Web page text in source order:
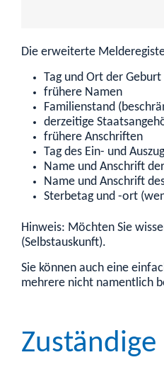
Die erweiterte
Tag und Ort der
frühere Namen
Familienstand
derzeitige
frühere Anschriften
Tag des Ein- und
Name und Anschrift
Name und Anschrift
Sterbetag und -ort
Hinweis: Möchten Sie
(Selbstauskunft).
Sie können auch eine
mehrere nicht namentlich
Zuständige